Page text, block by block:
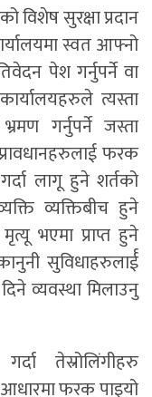
विशेष सुरक्षा प्रदान
स्वत आफ्नो
पेश गर्नुपर्ने वा
त्यस्ता
गर्नुपर्ने जस्ता
फरक
लागू हुने शर्तको
व्यक्तिबीच हुने
भएमा प्राप्त हुने
सुविधाहरुलार्ई
व्यवस्था मिलाउनु
तेस्रोलिंगीहरु
फरक पाइयो